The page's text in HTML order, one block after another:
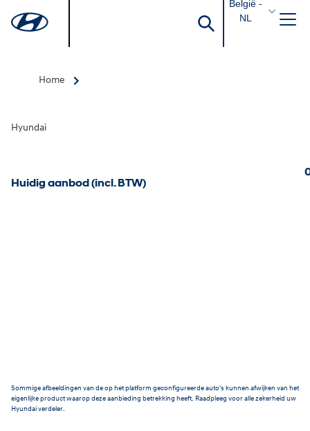
België -
NL
Home
Hyundai
Huidig aanbod (incl. BTW)
Sommige afbeeldingen van de op het platform geconfigureerde auto's kunnen afwijken van het
eigenlijke product waarop deze aanbieding betrekking heeft. Raadpleeg voor alle zekerheid uw
Hyundai verdeler.